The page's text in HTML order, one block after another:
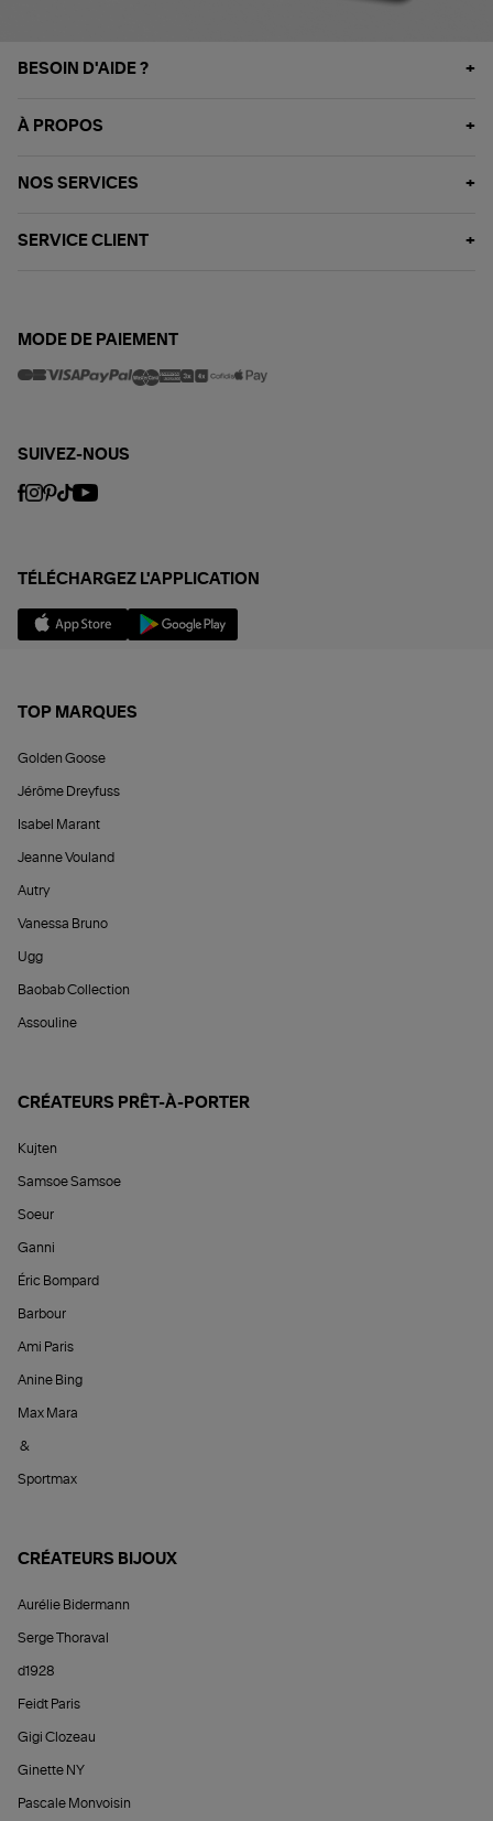
BESOIN D'AIDE ?
À PROPOS
NOS SERVICES
SERVICE CLIENT
MODE DE PAIEMENT
SUIVEZ-NOUS
TÉLÉCHARGEZ L'APPLICATION
TOP MARQUES
Golden Goose
Jérôme Dreyfuss
Isabel Marant
Jeanne Vouland
Autry
Vanessa Bruno
Ugg
Baobab Collection
Assouline
CRÉATEURS PRÊT-À-PORTER
Kujten
Samsoe Samsoe
Soeur
Ganni
Éric Bompard
Barbour
Ami Paris
Anine Bing
Max Mara
&
Sportmax
CRÉATEURS BIJOUX
Aurélie Bidermann
Serge Thoraval
d1928
Feidt Paris
Gigi Clozeau
Ginette NY
Pascale Monvoisin